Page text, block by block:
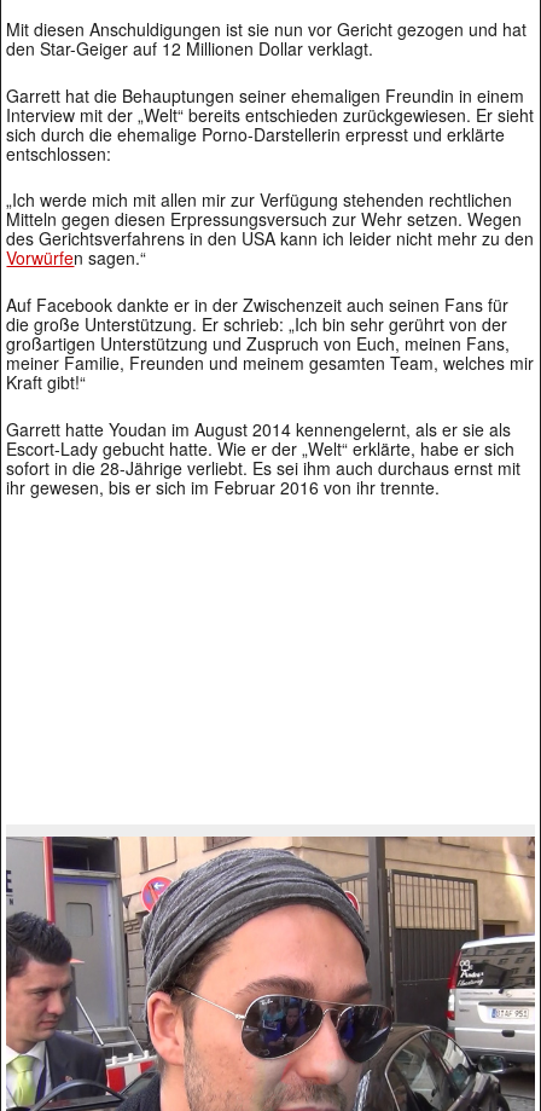
Mit diesen Anschuldigungen ist sie nun vor Gericht gezogen und hat
den Star-Geiger auf 12 Millionen Dollar verklagt.
Garrett hat die Behauptungen seiner ehemaligen Freundin in einem
Interview mit der „Welt“ bereits entschieden zurückgewiesen. Er sieht
sich durch die ehemalige Porno-Darstellerin erpresst und erklärte
entschlossen:
„Ich werde mich mit allen mir zur Verfügung stehenden rechtlichen
Mitteln gegen diesen Erpressungsversuch zur Wehr setzen. Wegen
des Gerichtsverfahrens in den USA kann ich leider nicht mehr zu den
Vorwürfen sagen.“
Auf Facebook dankte er in der Zwischenzeit auch seinen Fans für
die große Unterstützung. Er schrieb: „Ich bin sehr gerührt von der
großartigen Unterstützung und Zuspruch von Euch, meinen Fans,
meiner Familie, Freunden und meinem gesamten Team, welches mir
Kraft gibt!“
Garrett hatte Youdan im August 2014 kennengelernt, als er sie als
Escort-Lady gebucht hatte. Wie er der „Welt“ erklärte, habe er sich
sofort in die 28-Jährige verliebt. Es sei ihm auch durchaus ernst mit
ihr gewesen, bis er sich im Februar 2016 von ihr trennte.